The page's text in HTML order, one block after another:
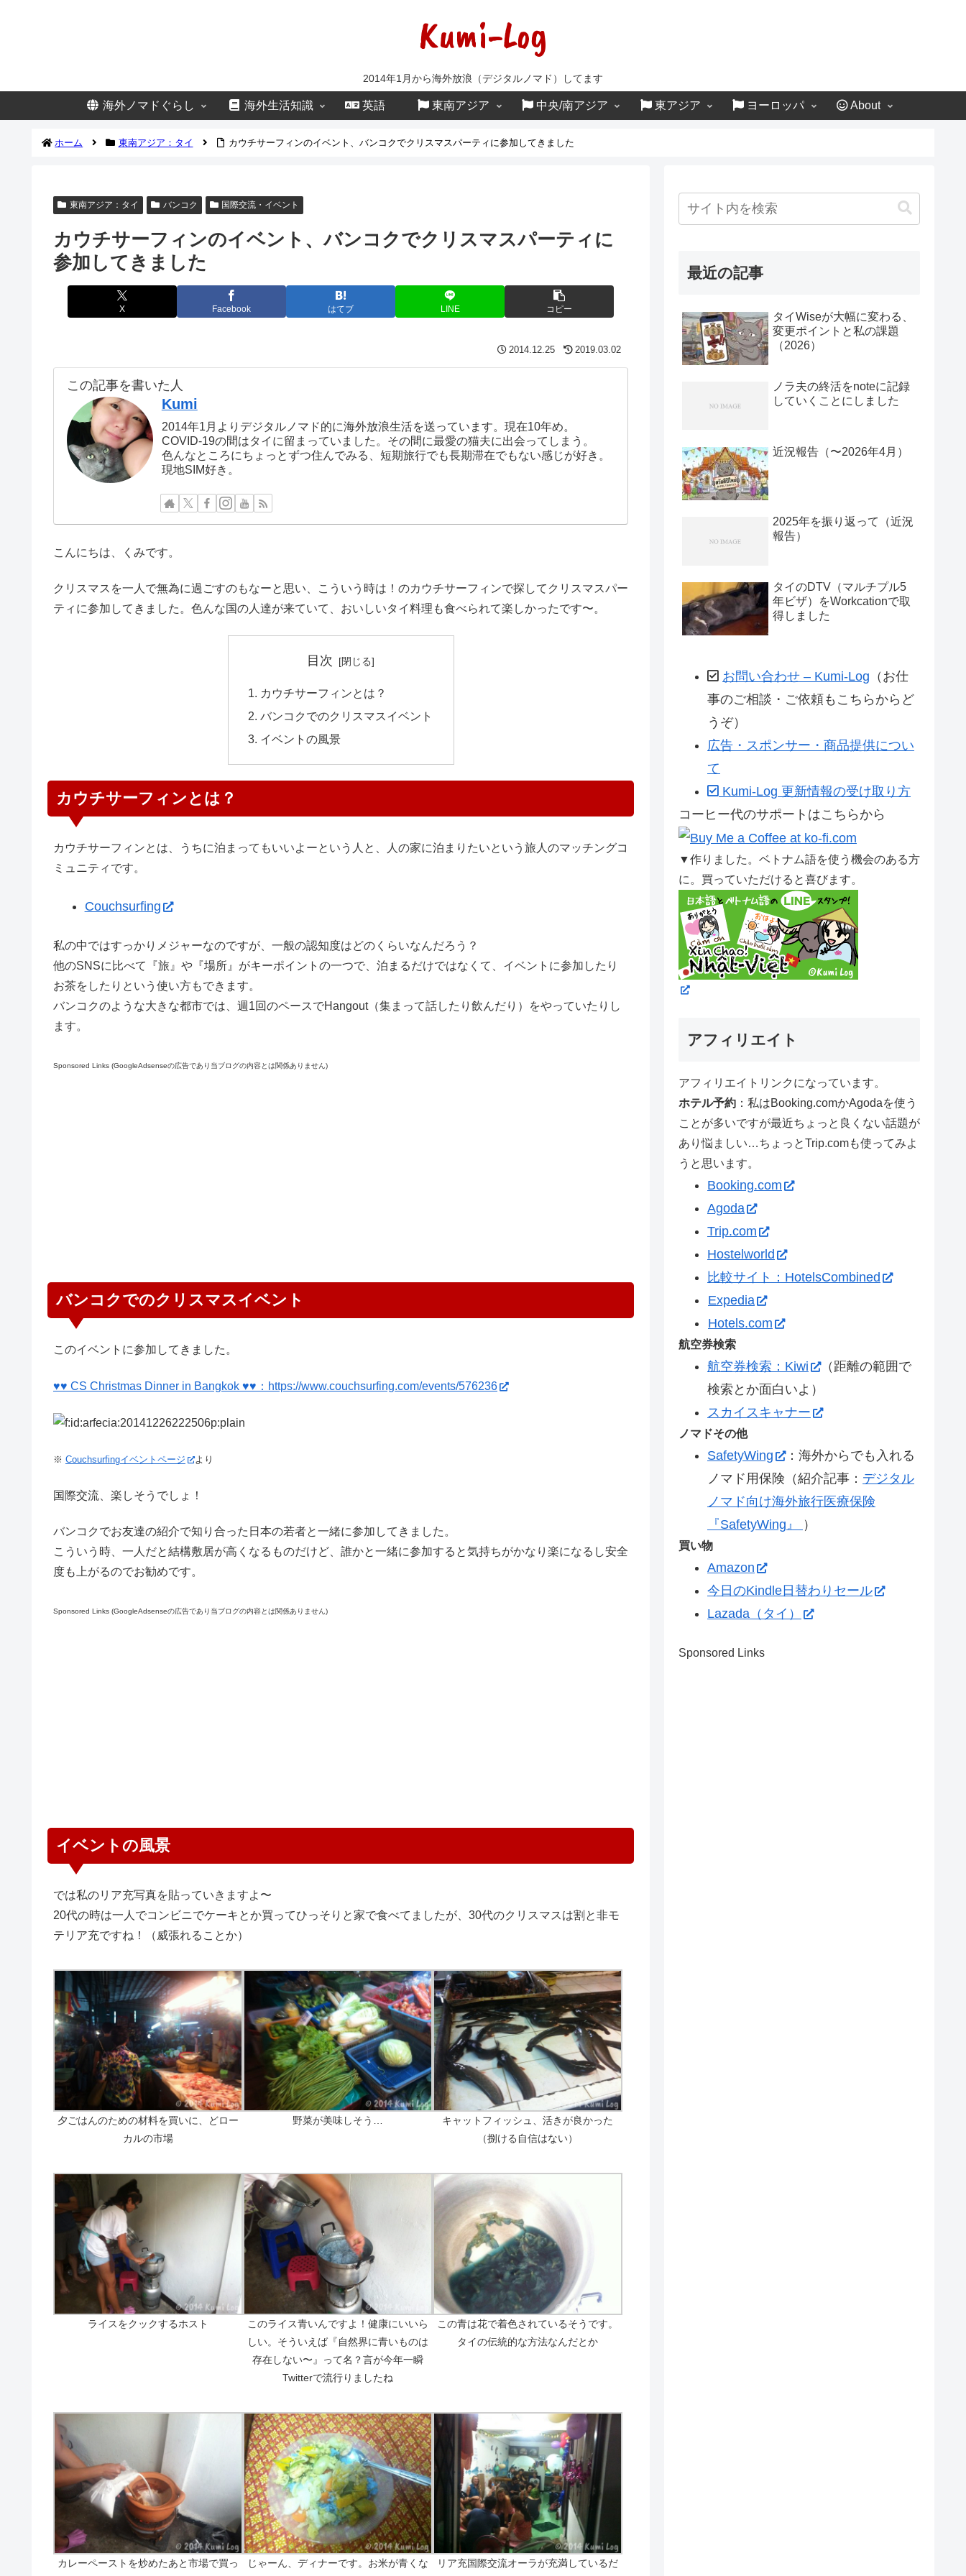
Kumi-Log
2014年1月から海外放浪（デジタルノマド）してます
海外ノマドぐらし 海外生活知識 英語 東南アジア 中央/南アジア 東アジア ヨーロッパ About
ホーム 東南アジア：タイ カウチサーフィンのイベント、バンコクでクリスマスパーティに参加してきました
東南アジア：タイ バンコク 国際交流・イベント
カウチサーフィンのイベント、バンコクでクリスマスパーティに
参加してきました
X Facebook はてブ LINE コピー
2014.12.25 2019.03.02
この記事を書いた人
Kumi
2014年1月よりデジタルノマド的に海外放浪生活を送っています。現在10年め。
COVID-19の間はタイに留まっていました。その間に最愛の猫夫に出会ってしまう。
色んなところにちょっとずつ住んでみる、短期旅行でも長期滞在でもない感じが好き。
現地SIM好き。
こんにちは、くみです。
クリスマスを一人で無為に過ごすのもなーと思い、こういう時は！のカウチサーフィンで探してクリスマスパー
ティに参加してきました。色んな国の人達が来ていて、おいしいタイ料理も食べられて楽しかったです〜。
目次
カウチサーフィンとは？
バンコクでのクリスマスイベント
イベントの風景
カウチサーフィンとは？
カウチサーフィンとは、うちに泊まってもいいよーという人と、人の家に泊まりたいという旅人のマッチングコ
ミュニティです。
Couchsurfing
私の中ではすっかりメジャーなのですが、一般の認知度はどのくらいなんだろう？
他のSNSに比べて『旅』や『場所』がキーポイントの一つで、泊まるだけではなくて、イベントに参加したり
お茶をしたりという使い方もできます。
バンコクのような大きな都市では、週1回のペースでHangout（集まって話したり飲んだり）をやっていたりし
ます。
Sponsored Links (GoogleAdsenseの広告であり当ブログの内容とは関係ありません)
バンコクでのクリスマスイベント
このイベントに参加してきました。
♥♥ CS Christmas Dinner in Bangkok ♥♥：https://www.couchsurfing.com/events/576236
※ Couchsurfingイベントページ より
国際交流、楽しそうでしょ！
バンコクでお友達の紹介で知り合った日本の若者と一緒に参加してきました。
こういう時、一人だと結構敷居が高くなるものだけど、誰かと一緒に参加すると気持ちがかなり楽になるし安全
度も上がるのでお勧めです。
Sponsored Links (GoogleAdsenseの広告であり当ブログの内容とは関係ありません)
イベントの風景
では私のリア充写真を貼っていきますよ〜
20代の時は一人でコンビニでケーキとか買ってひっそりと家で食べてましたが、30代のクリスマスは割と非モ
テリア充ですね！（威張れることか）
夕ごはんのための材料を買いに、どロー
カルの市場
野菜が美味しそう…
キャットフィッシュ、活きが良かった
（捌ける自信はない）
ライスをクックするホスト
このライス青いんですよ！健康にいいら
しい。そういえば『自然界に青いものは
存在しない〜』って名？言が今年一瞬
Twitterで流行りましたね
この青は花で着色されているそうです。
タイの伝統的な方法なんだとか
カレーペーストを炒めたあと市場で買っ
じゃーん、ディナーです。お米が青くな
リア充国際交流オーラが充満しているだ
最近の記事
タイWiseが大幅に変わる、
変更ポイントと私の課題
（2026）
ノラ夫の終活をnoteに記録
していくことにしました
近況報告（〜2026年4月）
2025年を振り返って（近況
報告）
タイのDTV（マルチプル5
年ビザ）をWorkcationで取
得しました
お問い合わせ – Kumi-Log （お仕
事のご相談・ご依頼もこちらからど
うぞ）
広告・スポンサー・商品提供につい
て
Kumi-Log 更新情報の受け取り方
コーヒー代のサポートはこちらから
▼作りました。ベトナム語を使う機会のある方
に。買っていただけると喜びます。
アフィリエイト
アフィリエイトリンクになっています。
ホテル予約 ：私はBooking.comかAgodaを使う
ことが多いですが最近ちょっと良くない話題が
あり悩ましい…ちょっとTrip.comも使ってみよ
うと思います。
Booking.com
Agoda
Trip.com
Hostelworld
比較サイト：HotelsCombined
Expedia
Hotels.com
航空券検索
航空券検索：Kiwi
（距離の範囲で
検索とか面白いよ）
スカイスキャナー
ノマドその他
SafetyWing
：海外からでも入れる
ノマド用保険（紹介記事： デジタル
ノマド向け海外旅行医療保険
『SafetyWing』
）
買い物
Amazon
今日のKindle日替わりセール
Lazada（タイ）
Sponsored Links